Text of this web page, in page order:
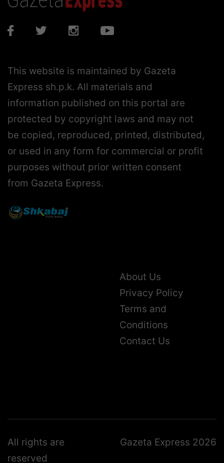
This website is maintained by Gazeta
Express sh.p.k. All materials and
information published on this portal are
protected by copyright laws and may not
be copied, reproduced, printed, distributed,
or used in any form for commercial or profit
purposes without prior written consent
from Gazeta Express.
About Us
Privacy Policy
Terms and
Conditions
Contact Us
All rights are
reserved
Gazeta Express 2026